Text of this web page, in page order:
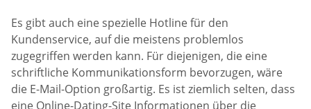
Es gibt auch eine spezielle Hotline für den
Kundenservice, auf die meistens problemlos
zugegriffen werden kann. Für diejenigen, die eine
schriftliche Kommunikationsform bevorzugen, wäre
die E-Mail-Option großartig. Es ist ziemlich selten, dass
eine Online-Dating-Site Informationen über die